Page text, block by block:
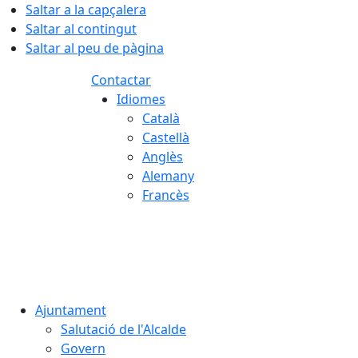
Saltar a la capçalera
Saltar al contingut
Saltar al peu de pàgina
Contactar
Idiomes
Català
Castellà
Anglès
Alemany
Francès
Ajuntament
Salutació de l'Alcalde
Govern